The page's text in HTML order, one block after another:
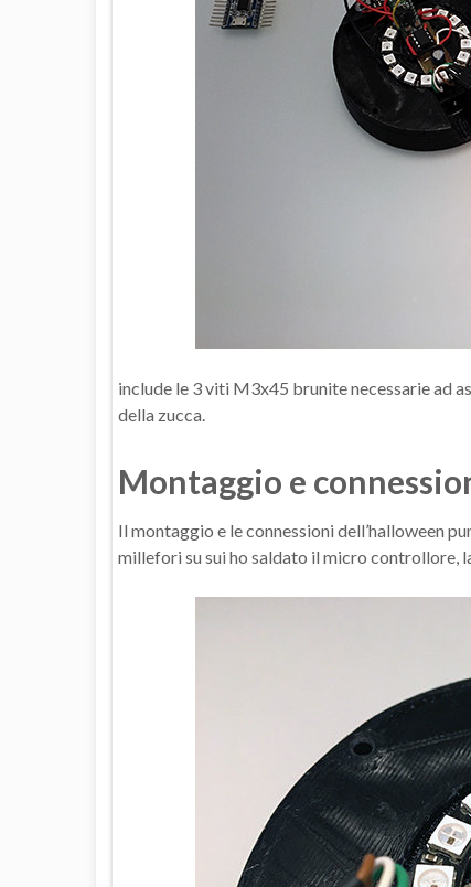
include le 3 viti M3x45 brunite necessarie ad
della zucca.
Montaggio e
Il montaggio e le connessioni dell’halloween
millefori su sui ho saldato il micro controllore,